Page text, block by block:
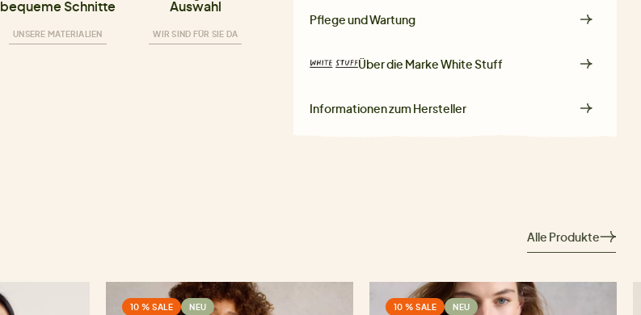
bequeme Schnitte
UNSERE MATERIALIEN
Auswahl
WIR SIND FÜR SIE DA
Pflege und Wartung
Über die MarkeWhite Stuff
Informationen zum Hersteller
Alle Produkte
10 % SALE NEU 10 % SALE NEU